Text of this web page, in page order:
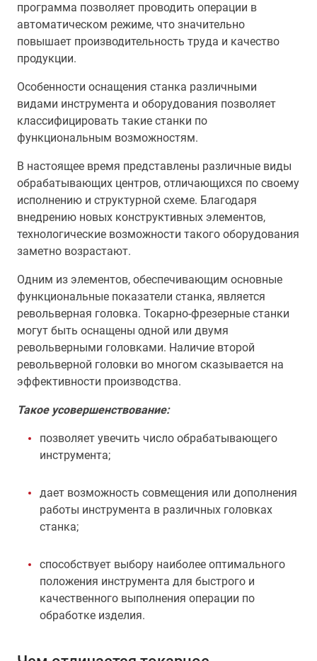
программа позволяет проводить операции в
автоматическом режиме, что значительно
повышает производительность труда и качество
продукции.
Особенности оснащения станка различными
видами инструмента и оборудования позволяет
классифицировать такие станки по
функциональным возможностям.
В настоящее время представлены различные виды
обрабатывающих центров, отличающихся по своему
исполнению и структурной схеме. Благодаря
внедрению новых конструктивных элементов,
технологические возможности такого оборудования
заметно возрастают.
Одним из элементов, обеспечивающим основные
функциональные показатели станка, является
револьверная головка. Токарно-фрезерные станки
могут быть оснащены одной или двумя
револьверными головками. Наличие второй
револьверной головки во многом сказывается на
эффективности производства.
Такое усовершенствование:
позволяет увечить число обрабатывающего
инструмента;
дает возможность совмещения или дополнения
работы инструмента в различных головках
станка;
способствует выбору наиболее оптимального
положения инструмента для быстрого и
качественного выполнения операции по
обработке изделия.